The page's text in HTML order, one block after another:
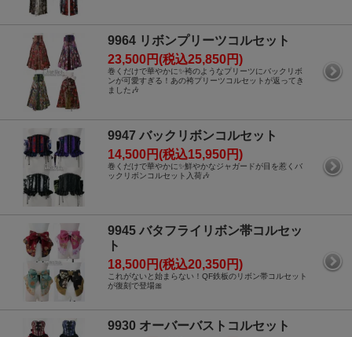
9964 リボンプリーツコルセット
23,500円(税込25,850円)
巻くだけで華やかに✨袴のようなプリーツにバックリボ
ンが可愛すぎる！あの袴プリーツコルセットが返ってき
ました🎶
9947 バックリボンコルセット
14,500円(税込15,950円)
巻くだけで華やかに✨鮮やかなジャガードが目を惹くバ
ックリボンコルセット入荷🎶
9945 バタフライリボン帯コルセッ
ト
18,500円(税込20,350円)
これがないと始まらない！QF鉄板のリボン帯コルセット
が復刻で登場🎀
9930 オーバーバストコルセット